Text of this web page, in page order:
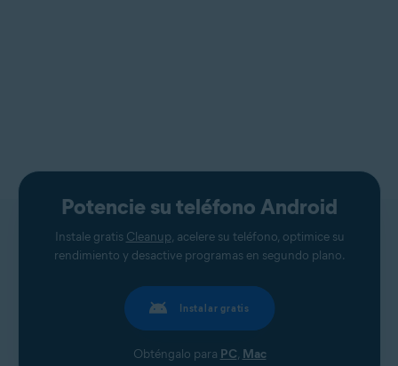
Potencie su teléfono Android
Instale gratis Cleanup, acelere su teléfono, optimice su
rendimiento y desactive programas en segundo plano.
Instalar gratis
Obténgalo para PC, Mac